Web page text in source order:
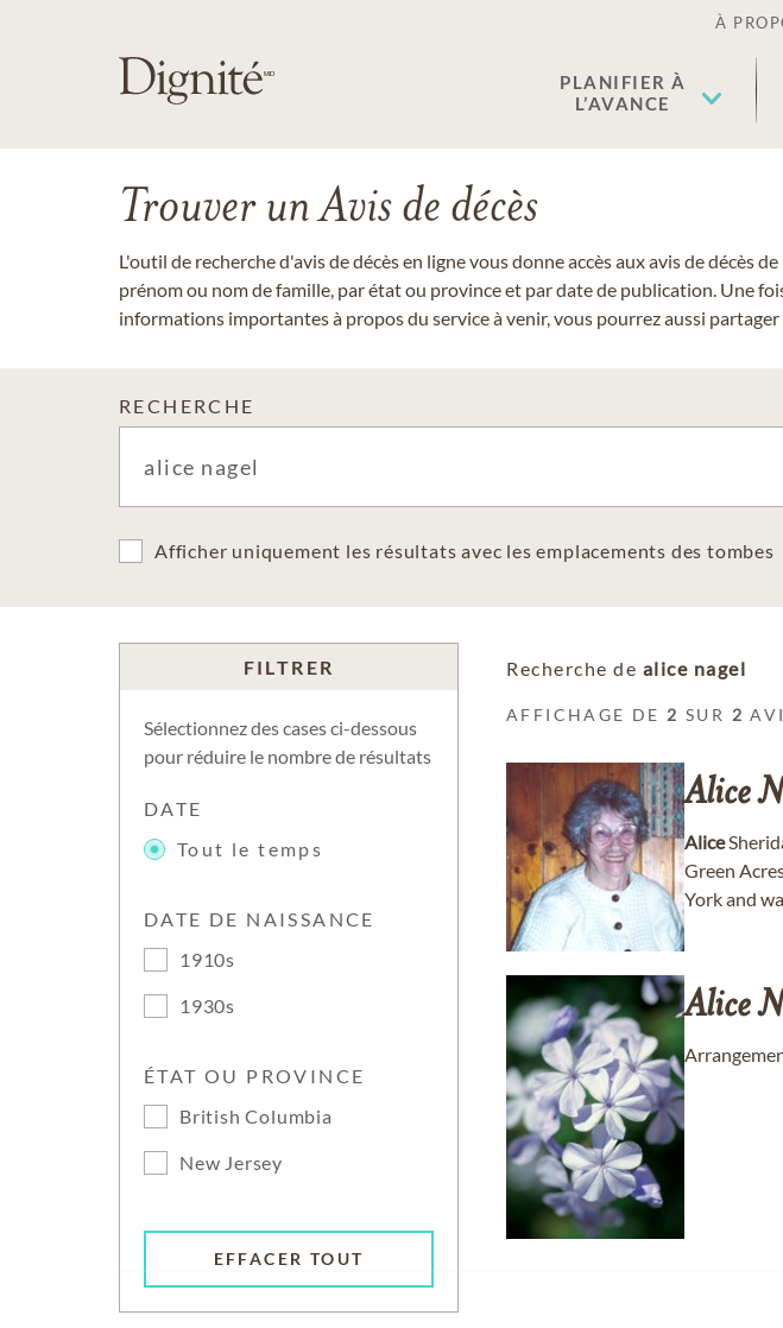
À
PLANIFIER À
L’AVANCE
Trouver un Avis de décès
L'outil de recherche d'avis de décès en ligne vous donne accès aux avis de décès
prénom ou nom de famille, par état ou province et par date de publication. Une
informations importantes à propos du service à venir, vous pourrez aussi
RECHERCHE
Afficher uniquement les résultats avec les emplacements des tombes
FILTRER
Sélectionnez des cases ci-dessous
pour réduire le nombre de résultats
DATE
Tout le temps
DATE DE NAISSANCE
1910s
1930s
ÉTAT OU PROVINCE
British Columbia
New Jersey
EFFACER TOUT
Recherche de alice nagel
AFFICHAGE DE 2 SUR 2
Alice
Alice
Green
York and
Alice